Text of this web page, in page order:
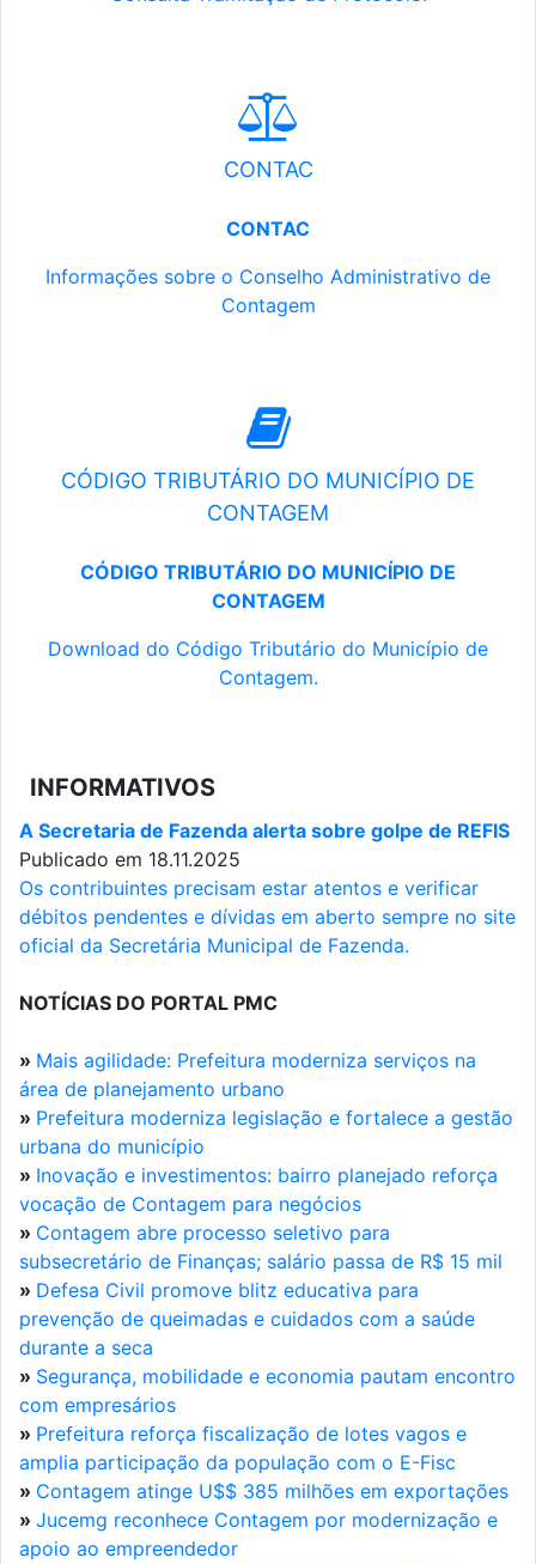
CONTAC
CONTAC
Informações sobre o Conselho Administrativo de
Contagem
CÓDIGO TRIBUTÁRIO DO MUNICÍPIO DE
CONTAGEM
CÓDIGO TRIBUTÁRIO DO MUNICÍPIO DE
CONTAGEM
Download do Código Tributário do Município de
Contagem.
INFORMATIVOS
A Secretaria de Fazenda alerta sobre golpe de REFIS
Publicado em 18.11.2025
Os contribuintes precisam estar atentos e verificar
débitos pendentes e dívidas em aberto sempre no site
oficial da Secretária Municipal de Fazenda.
NOTÍCIAS DO PORTAL PMC
» Mais agilidade: Prefeitura moderniza serviços na
área de planejamento urbano
» Prefeitura moderniza legislação e fortalece a gestão
urbana do município
» Inovação e investimentos: bairro planejado reforça
vocação de Contagem para negócios
» Contagem abre processo seletivo para
subsecretário de Finanças; salário passa de R$ 15 mil
» Defesa Civil promove blitz educativa para
prevenção de queimadas e cuidados com a saúde
durante a seca
» Segurança, mobilidade e economia pautam encontro
com empresários
» Prefeitura reforça fiscalização de lotes vagos e
amplia participação da população com o E-Fisc
» Contagem atinge U$$ 385 milhões em exportações
» Jucemg reconhece Contagem por modernização e
apoio ao empreendedor